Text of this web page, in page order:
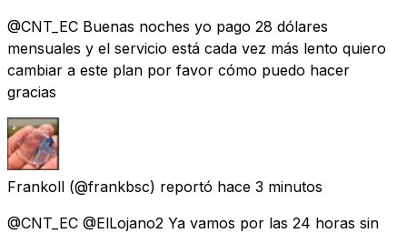
@CNT_EC Buenas noches yo pago 28 dólares
mensuales y el servicio está cada vez más lento quiero
cambiar a este plan por favor cómo puedo hacer
gracias
Frankoll (@frankbsc) reportó hace 3 minutos
@CNT_EC @ElLojano2 Ya vamos por las 24 horas sin